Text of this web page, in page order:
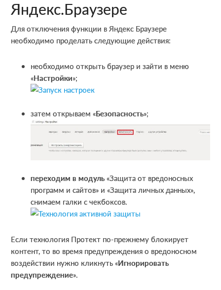
Яндекс.Браузере
Для отключения функции в Яндекс Браузере
необходимо проделать следующие действия:
необходимо открыть браузер и зайти в меню
«Настройки»;
затем открываем «Безопасность»;
переходим в модуль«Защита от вредоносных
программ и сайтов» и «Защита личных данных»,
снимаем галки с чекбоксов.
Если технология Протект по-прежнему блокирует
контент, то во время предупреждения о вредоносном
воздействии нужно кликнуть «Игнорировать
предупреждение».